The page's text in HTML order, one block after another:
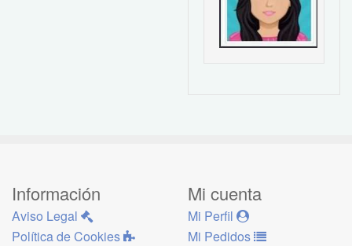
Información
Aviso Legal
Política de Cookies
Mi cuenta
Mi Perfil
Mi Pedidos